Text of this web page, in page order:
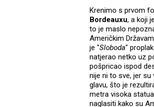
Krenimo s prvom
Bordeauxu, a koji
to je maslo
Američkim
je "Sloboda"
natjerao netko uz
pošpricao ispod
nije ni to sve, jer su
glavu, što je
metra visoka
naglasiti kako su